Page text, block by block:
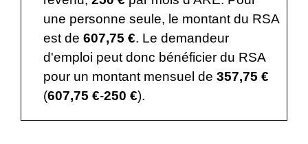
une personne seule, le montant du RSA
est de 607,75 €. Le demandeur
d'emploi peut donc bénéficier du RSA
pour un montant mensuel de 357,75 €
(607,75 €-250 €).